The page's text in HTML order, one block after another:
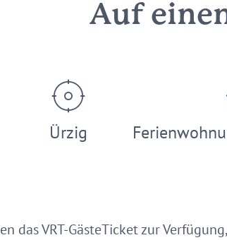
Auf
Ürzig
das VRT-GästeTicket zur